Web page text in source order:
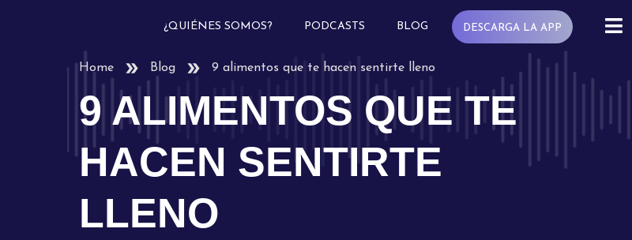
¿QUIÉNES SOMOS? PODCASTS BLOG DESCARGA LA APP
Home Blog 9 alimentos que te hacen sentirte lleno
9 ALIMENTOS QUE TE
HACEN SENTIRTE
LLENO